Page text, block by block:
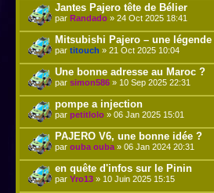
Jantes Pajero tête de Bélier
par Randado » 24 Oct 2025 18:41
Mitsubishi Pajero – une
par titouch » 21 Oct 2025 10:04
Une bonne adresse au Maroc ?
par simon586 » 10 Sep 2025 22:31
pompe a injection
par petitlolo » 06 Jan 2025 15:01
PAJERO V6, une bonne idée ?
par ouba ouba » 06 Jan 2024 20:31
en quête d'infos sur le Pinin
par Yro13 » 10 Juin 2025 15:15